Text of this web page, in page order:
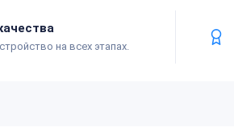
на всех этапах.